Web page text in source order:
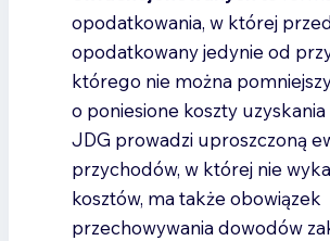
opodatkowania, w której
opodatkowany jedynie od
którego nie można
o poniesione koszty
JDG prowadzi uproszczoną
przychodów, w której nie
kosztów, ma także obowiązek
przechowywania dowodów